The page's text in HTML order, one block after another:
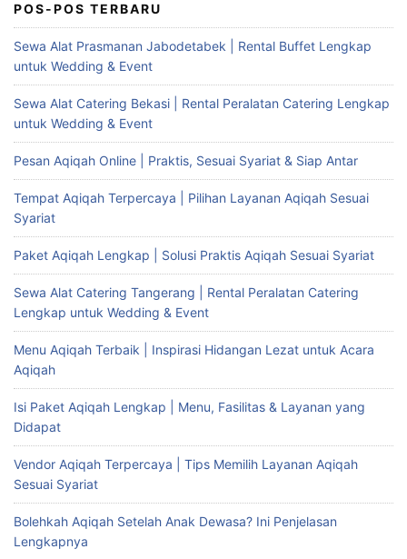
POS-POS TERBARU
Sewa Alat Prasmanan Jabodetabek | Rental Buffet Lengkap
untuk Wedding & Event
Sewa Alat Catering Bekasi | Rental Peralatan Catering Lengkap
untuk Wedding & Event
Pesan Aqiqah Online | Praktis, Sesuai Syariat & Siap Antar
Tempat Aqiqah Terpercaya | Pilihan Layanan Aqiqah Sesuai
Syariat
Paket Aqiqah Lengkap | Solusi Praktis Aqiqah Sesuai Syariat
Sewa Alat Catering Tangerang | Rental Peralatan Catering
Lengkap untuk Wedding & Event
Menu Aqiqah Terbaik | Inspirasi Hidangan Lezat untuk Acara
Aqiqah
Isi Paket Aqiqah Lengkap | Menu, Fasilitas & Layanan yang
Didapat
Vendor Aqiqah Terpercaya | Tips Memilih Layanan Aqiqah
Sesuai Syariat
Bolehkah Aqiqah Setelah Anak Dewasa? Ini Penjelasan
Lengkapnya